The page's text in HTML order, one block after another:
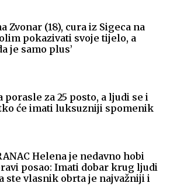
Zvonar (18), cura iz Sigeca na
pokazivati svoje tijelo, a
je samo plus’
porasle za 25 posto, a ljudi se i
će imati luksuzniji spomenik
Helena je nedavno hobi
posao: Imati dobar krug ljudi
ste vlasnik obrta je najvažniji i